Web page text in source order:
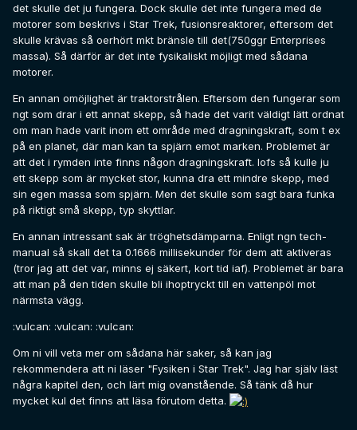
det skulle det ju fungera. Dock skulle det inte fungera med de
motorer som beskrivs i Star Trek, fusionsreaktorer, eftersom det
skulle krävas så oerhört mkt bränsle till det(750ggr Enterprises
massa). Så därför är det inte fysikaliskt möjligt med sådana
motorer.
En annan omöjlighet är traktorstrålen. Eftersom den fungerar som
ngt som drar i ett annat skepp, så hade det varit väldigt lätt ordnat
om man hade varit inom ett område med dragningskraft, som t ex
på en planet, där man kan ta spjärn emot marken. Problemet är
att det i rymden inte finns någon dragningskraft. Iofs så kulle ju
ett skepp som är mycket stor, kunna dra ett mindre skepp, med
sin egen massa som spjärn. Men det skulle som sagt bara funka
på riktigt små skepp, typ skyttlar.
En annan intressant sak är tröghetsdämparna. Enligt ngn tech-
manual så skall det ta 0.1666 millisekunder för dem att aktiveras
(tror jag att det var, minns ej säkert, kort tid iaf). Problemet är bara
att man på den tiden skulle bli ihoptryckt till en vattenpöl mot
närmsta vägg.
:vulcan: :vulcan: :vulcan:
Om ni vill veta mer om sådana här saker, så kan jag
rekommendera att ni läser "Fysiken i Star Trek". Jag har själv läst
några kapitel den, och lärt mig ovanstående. Så tänk då hur
mycket kul det finns att läsa förutom detta.